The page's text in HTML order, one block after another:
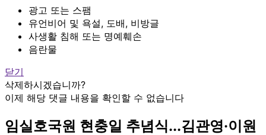
광고 또는 스팸
유언비어 및 욕설, 도배, 비방글
사생활 침해 또는 명예훼손
음란물
닫기
삭제하시겠습니까?
이제 해당 댓글 내용을 확인할 수 없습니다
임실호국원 현충일 추념식...김관영·이원